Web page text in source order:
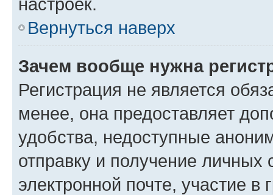
Вернуться наверх
Зачем вообще нужна
Регистрация не является
менее, она предоставляет
удобства, недоступные
отправку и получение
электронной почте, участие в